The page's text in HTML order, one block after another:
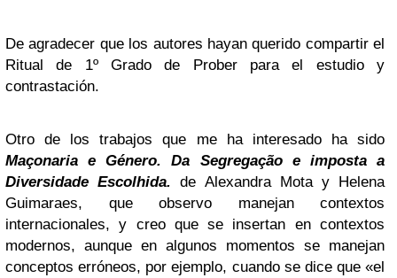
De agradecer que los autores hayan querido compartir el
Ritual de 1º Grado de Prober para el estudio y
contrastación.
Otro de los trabajos que me ha interesado ha sido
Maçonaria e Género. Da Segregaçãoe imposta a
Diversidade Escolhida.de Alexandra Mota y Helena
Guimaraes, que observo manejan contextos
internacionales, y creo que se insertan en contextos
modernos, aunque en algunos momentos se manejan
conceptos erróneos, por ejemplo, cuando se dice que «el